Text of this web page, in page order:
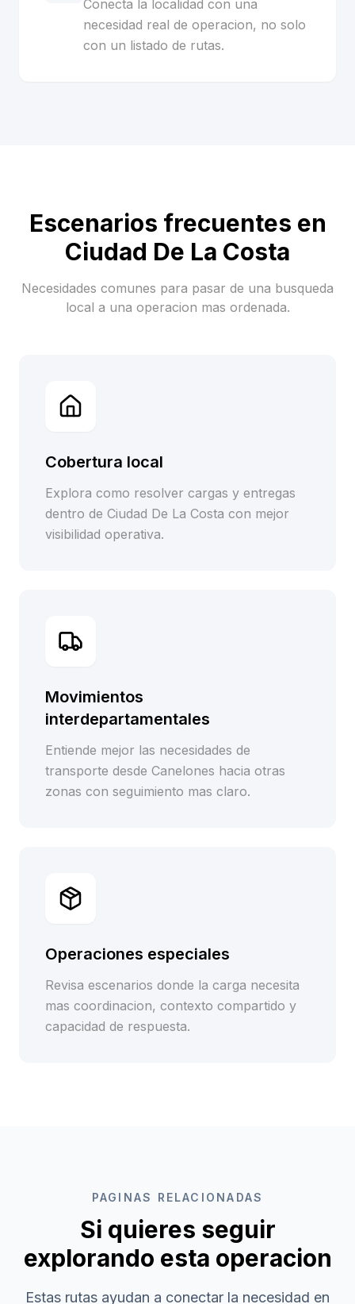
Conecta la localidad con una
necesidad real de operacion, no solo
con un listado de rutas.
Escenarios frecuentes en
Ciudad De La Costa
Necesidades comunes para pasar de una busqueda
local a una operacion mas ordenada.
Cobertura local
Explora como resolver cargas y entregas
dentro de Ciudad De La Costa con mejor
visibilidad operativa.
Movimientos
interdepartamentales
Entiende mejor las necesidades de
transporte desde Canelones hacia otras
zonas con seguimiento mas claro.
Operaciones especiales
Revisa escenarios donde la carga necesita
mas coordinacion, contexto compartido y
capacidad de respuesta.
PAGINAS RELACIONADAS
Si quieres seguir
explorando esta operacion
Estas rutas ayudan a conectar la necesidad en